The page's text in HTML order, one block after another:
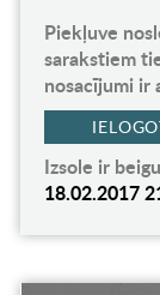
Piekļuve
sarakstiem
nosacījumi ir
Izsole ir
18.02.2017